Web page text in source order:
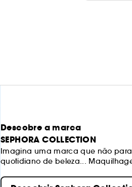
Descobre a marca
SEPHORA COLLECTION
Imagina uma marca que não
quotidiano de beleza...
sempre de qualidade. Sê livre para